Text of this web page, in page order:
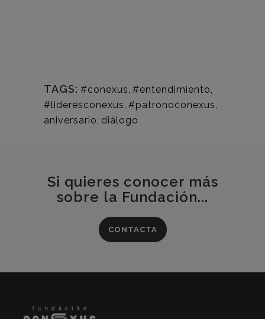
TAGS: #conexus, #entendimiento,
#lideresconexus, #patronoconexus,
aniversario, diálogo
Si quieres conocer más
sobre la Fundación...
CONTACTA